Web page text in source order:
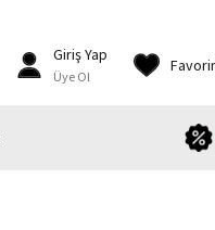
Giriş Yap
Üye Ol